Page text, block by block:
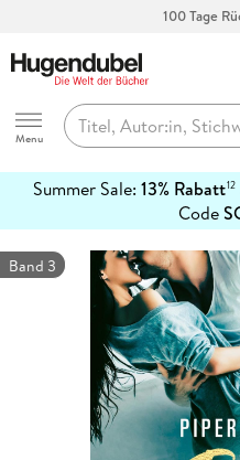
100 Tage
Hugendubel
Menu
Summer Sale: 13% Rabatt12
Code
erfahren
Band 3